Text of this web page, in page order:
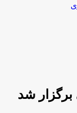
برگزار شد